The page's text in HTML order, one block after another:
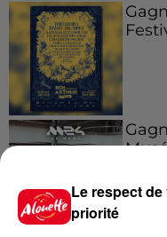
Le respect
priorité